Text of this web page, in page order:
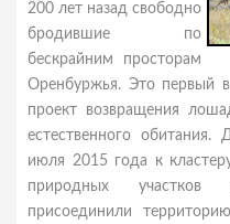
200 лет назад свободно
бродившие по
бескрайним просторам
Оренбуржья. Это первый
проект возвращения
естественного
июля 2015 года к
природных участков
присоединили